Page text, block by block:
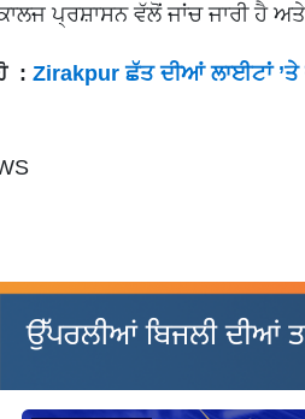
ਪ੍ਰਸ਼ਾਸਨ ਵੱਲੋਂ ਜਾਂਚ ਜਾਰੀ ਹੈ
: Zirakpur ਛੱਤ ਦੀਆਂ ਲਾਈਟਾਂ ’ਤੇ